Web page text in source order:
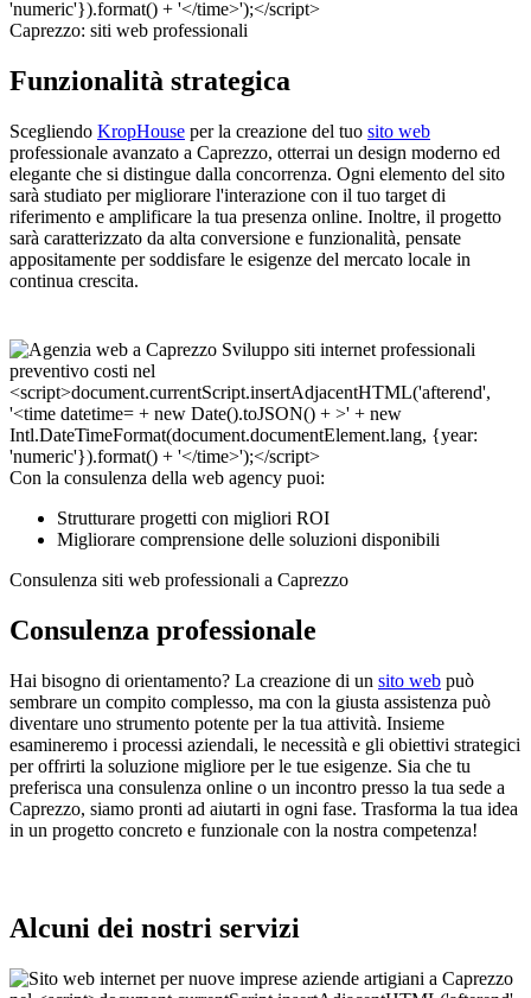
Caprezzo: siti web professionali
Funzionalità strategica
Scegliendo KropHouse per la creazione del tuo sito web
professionale avanzato a Caprezzo, otterrai un design moderno ed
elegante che si distingue dalla concorrenza. Ogni elemento del sito
sarà studiato per migliorare l'interazione con il tuo target di
riferimento e amplificare la tua presenza online. Inoltre, il progetto
sarà caratterizzato da alta conversione e funzionalità, pensate
appositamente per soddisfare le esigenze del mercato locale in
continua crescita.
Con la consulenza della web agency puoi:
Strutturare progetti con migliori ROI
Migliorare comprensione delle soluzioni disponibili
Consulenza siti web professionali a Caprezzo
Consulenza professionale
Hai bisogno di orientamento? La creazione di un sito web può
sembrare un compito complesso, ma con la giusta assistenza può
diventare uno strumento potente per la tua attività. Insieme
esamineremo i processi aziendali, le necessità e gli obiettivi strategici
per offrirti la soluzione migliore per le tue esigenze. Sia che tu
preferisca una consulenza online o un incontro presso la tua sede a
Caprezzo, siamo pronti ad aiutarti in ogni fase. Trasforma la tua idea
in un progetto concreto e funzionale con la nostra competenza!
Alcuni dei nostri servizi